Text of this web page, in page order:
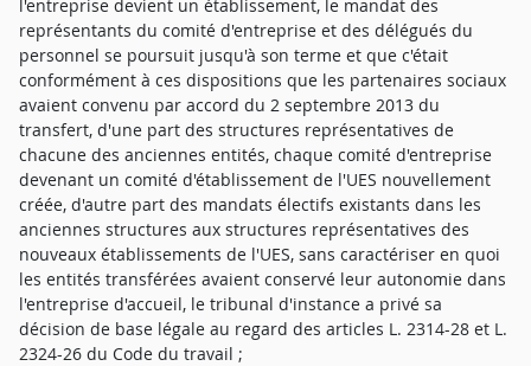
l'entreprise devient un établissement, le mandat des
représentants du comité d'entreprise et des délégués du
personnel se poursuit jusqu'à son terme et que c'était
conformément à ces dispositions que les partenaires sociaux
avaient convenu par accord du 2 septembre 2013 du
transfert, d'une part des structures représentatives de
chacune des anciennes entités, chaque comité d'entreprise
devenant un comité d'établissement de l'UES nouvellement
créée, d'autre part des mandats électifs existants dans les
anciennes structures aux structures représentatives des
nouveaux établissements de l'UES, sans caractériser en quoi
les entités transférées avaient conservé leur autonomie dans
l'entreprise d'accueil, le tribunal d'instance a privé sa
décision de base légale au regard des articles L. 2314-28 et L.
2324-26 du Code du travail ;